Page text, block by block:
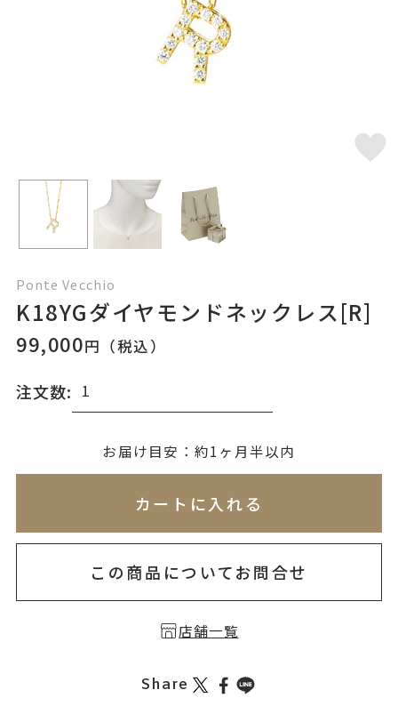
Ponte Vecchio
K18YGダイヤモンドネックレス[R]
99,000円（税込）
注文数:
(刻印について)※必ず選択ください
お届け目安：約1ヶ月半以内
カートに入れる
この商品についてお問合せ
店舗一覧
Share